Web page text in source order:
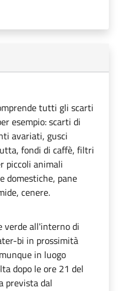
tutti gli scarti
esempio: scarti di
avariati, gusci
fondi di caffè, filtri
piccoli animali
domestiche, pane
cenere.
verde all'interno di
bi in prossimità
in luogo
dopo le ore 21 del
prevista dal